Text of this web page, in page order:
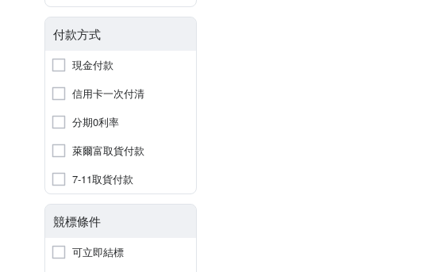
付款方式
現金付款
信用卡一次付清
分期0利率
萊爾富取貨付款
7-11取貨付款
競標條件
可立即結標